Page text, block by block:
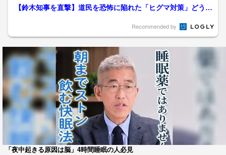
チーム初出動も「高い位...
【鈴木知事を直撃】道民を恐怖に陥れた「ヒグマ対策」どうす
Recommended by
「夜中起きる原因は脳」4時間睡眠の人必見